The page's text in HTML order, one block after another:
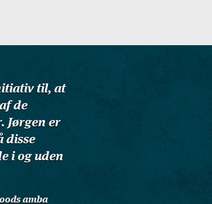
til, at
de
Jørgen er
disse
i og uden
amba